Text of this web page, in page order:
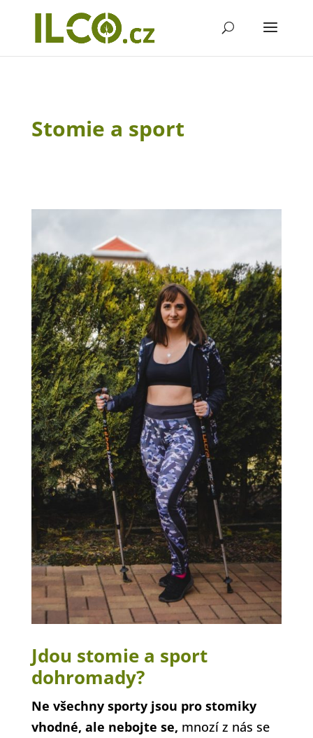
Stomie a sport
Jdou stomie a sport
dohromady?
Ne všechny sporty jsou pro stomiky
vhodné, ale nebojte se, mnozí z nás se